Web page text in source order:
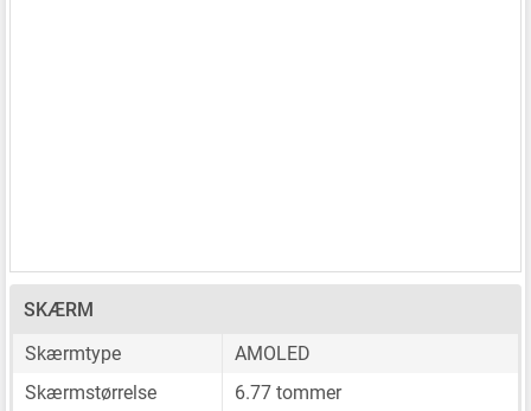
SKÆRM
Skærmtype
AMOLED
Skærmstørrelse
6.77 tommer